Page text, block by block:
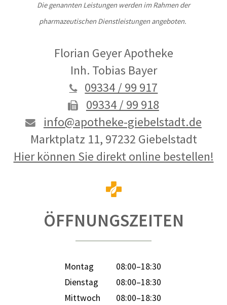
Die genannten Leistungen werden im Rahmen der
pharmazeutischen Dienstleistungen angeboten.
Florian Geyer Apotheke
Inh. Tobias Bayer
09334 / 99 917
09334 / 99 918
info@apotheke-giebelstadt.de
Marktplatz 11, 97232 Giebelstadt
Hier können Sie direkt online bestellen!
ÖFFNUNGSZEITEN
Montag
08:00–18:30
Dienstag
08:00–18:30
Mittwoch
08:00–18:30